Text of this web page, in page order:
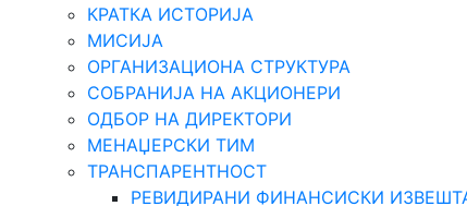
КРАТКА ИСТОРИЈА
МИСИЈА
ОРГАНИЗАЦИОНА СТРУКТУРА
СОБРАНИЈА НА АКЦИОНЕРИ
ОДБОР НА ДИРЕКТОРИ
МЕНАЏЕРСКИ ТИМ
ТРАНСПАРЕНТНОСТ
РЕВИДИРАНИ ФИНАНСИСКИ